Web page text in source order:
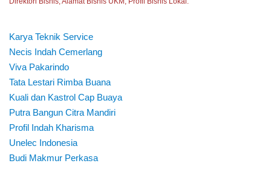
Karya Teknik Service
Necis Indah Cemerlang
Viva Pakarindo
Tata Lestari Rimba Buana
Kuali dan Kastrol Cap Buaya
Putra Bangun Citra Mandiri
Profil Indah Kharisma
Unelec Indonesia
Budi Makmur Perkasa